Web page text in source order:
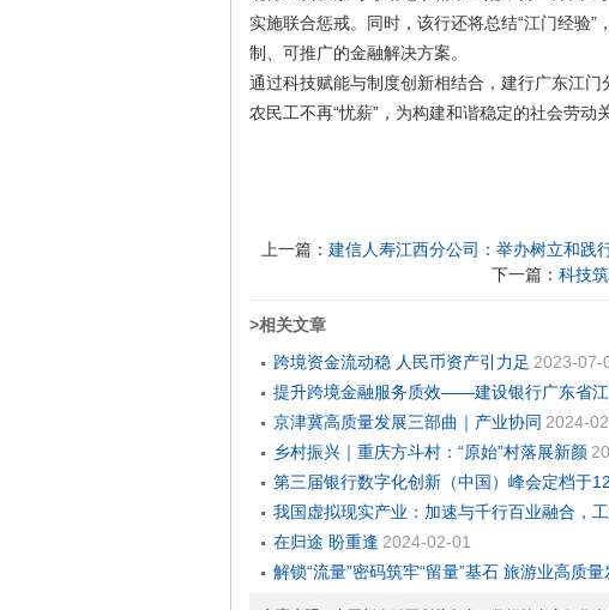
实施联合惩戒。同时，该行还将总结“江门经验
制、可推广的金融解决方案。
通过科技赋能与制度创新相结合，建行广东江
农民工不再“忧薪”，为构建和谐稳定的社会劳动
上一篇： 建信人寿江西分公司：举办树立和践
下一篇： 科技
>相关文章
跨境资金流动稳 人民币资产引力足 2023-07-
提升跨境金融服务质效——建设银行广东省江
京津冀高质量发展三部曲｜产业协同 2024-
乡村振兴｜重庆方斗村：“原始”村落展新颜
第三届银行数字化创新（中国）峰会定档于
我国虚拟现实产业：加速与千行百业融合，
在归途 盼重逢 2024-02-01
解锁“流量”密码筑牢“留量”基石 旅游业高质